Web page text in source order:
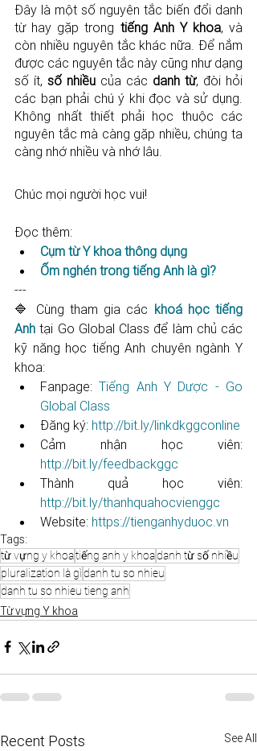
Đây là một số nguyên tắc biến đổi danh
từ hay gặp trong tiếng Anh Y khoa, và
còn nhiều nguyên tắc khác nữa. Để nắm
được các nguyên tắc này cũng như dạng
số ít, số nhiều của các danh từ, đòi hỏi
các bạn phải chú ý khi đọc và sử dụng.
Không nhất thiết phải học thuộc các
nguyên tắc mà càng gặp nhiều, chúng ta
càng nhớ nhiều và nhớ lâu.
Chúc mọi người học vui!
Đọc thêm:
Cụm từ Y khoa thông dụng
Ốm nghén trong tiếng Anh là gì?
---
🔷 Cùng tham gia các khoá học tiếng
Anh tại Go Global Class để làm chủ các
kỹ năng học tiếng Anh chuyên ngành Y
khoa:
Fanpage: Tiếng Anh Y Dược - Go
Global Class
Đăng ký: http://bit.ly/linkdkggconline​​​​​​​​​​​
http://bit.ly/feedbackggc​​​​​​​​​​​
http://bit.ly/thanhquahocvienggc​​​​​
Website: https://tienganhyduoc.vn
Tags:
từ vựng y khoatiếng anh y khoadanh từ số nhiều
pluralization là gìdanh tu so nhieu
danh tu so nhieu tieng anh
Từ vựng Y khoa
Recent Posts See All